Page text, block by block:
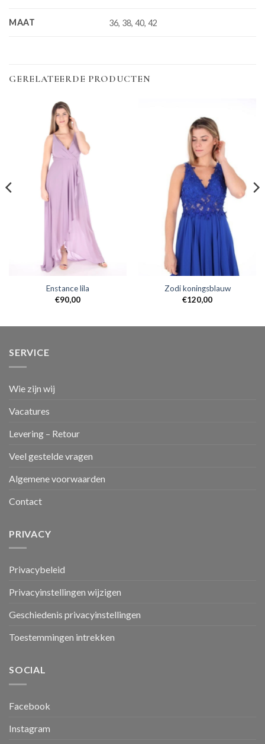
MAAT 36, 38, 40, 42
GERELATEERDE PRODUCTEN
Enstance lila
€90,00
Zodi koningsblauw
€120,00
SERVICE
Wie zijn wij
Vacatures
Levering – Retour
Veel gestelde vragen
Algemene voorwaarden
Contact
PRIVACY
Privacybeleid
Privacyinstellingen wijzigen
Geschiedenis privacyinstellingen
Toestemmingen intrekken
SOCIAL
Facebook
Instagram